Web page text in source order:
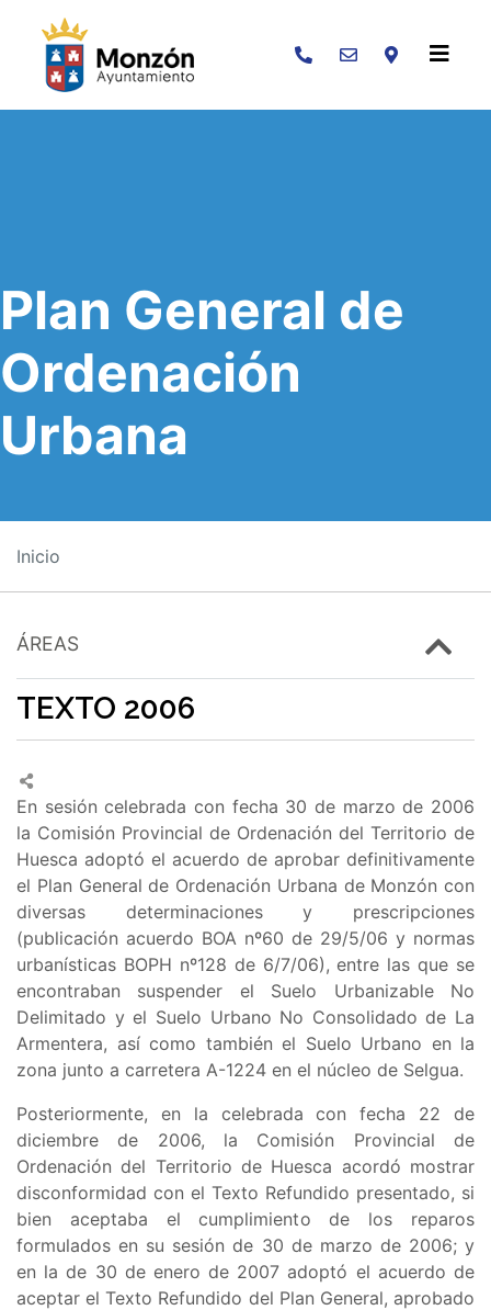
Buscar
Plan General de
Ordenación
Urbana
Inicio
ÁREAS
TEXTO 2006
En sesión celebrada con fecha 30 de marzo de 2006
la Comisión Provincial de Ordenación del Territorio de
Huesca adoptó el acuerdo de aprobar definitivamente
el Plan General de Ordenación Urbana de Monzón con
diversas determinaciones y prescripciones
(publicación acuerdo BOA nº60 de 29/5/06 y normas
urbanísticas BOPH nº128 de 6/7/06), entre las que se
encontraban suspender el Suelo Urbanizable No
Delimitado y el Suelo Urbano No Consolidado de La
Armentera, así como también el Suelo Urbano en la
zona junto a carretera A-1224 en el núcleo de Selgua.
Posteriormente, en la celebrada con fecha 22 de
diciembre de 2006, la Comisión Provincial de
Ordenación del Territorio de Huesca acordó mostrar
disconformidad con el Texto Refundido presentado, si
bien aceptaba el cumplimiento de los reparos
formulados en su sesión de 30 de marzo de 2006; y
en la de 30 de enero de 2007 adoptó el acuerdo de
aceptar el Texto Refundido del Plan General, aprobado